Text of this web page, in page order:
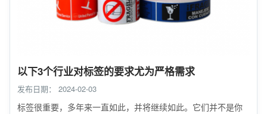
以下3个行业对标签的要求尤为严格需求
发布日期： 2024-02-03
标签很重要，多年来一直如此，并将继续如此。它们并不是你